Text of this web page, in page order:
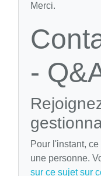
Merci.
-
Pour l'instant,
une personne.
sur ce sujet sur